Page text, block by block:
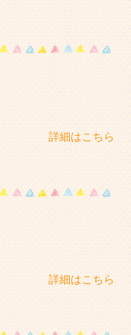
詳細はこちら
詳細はこちら